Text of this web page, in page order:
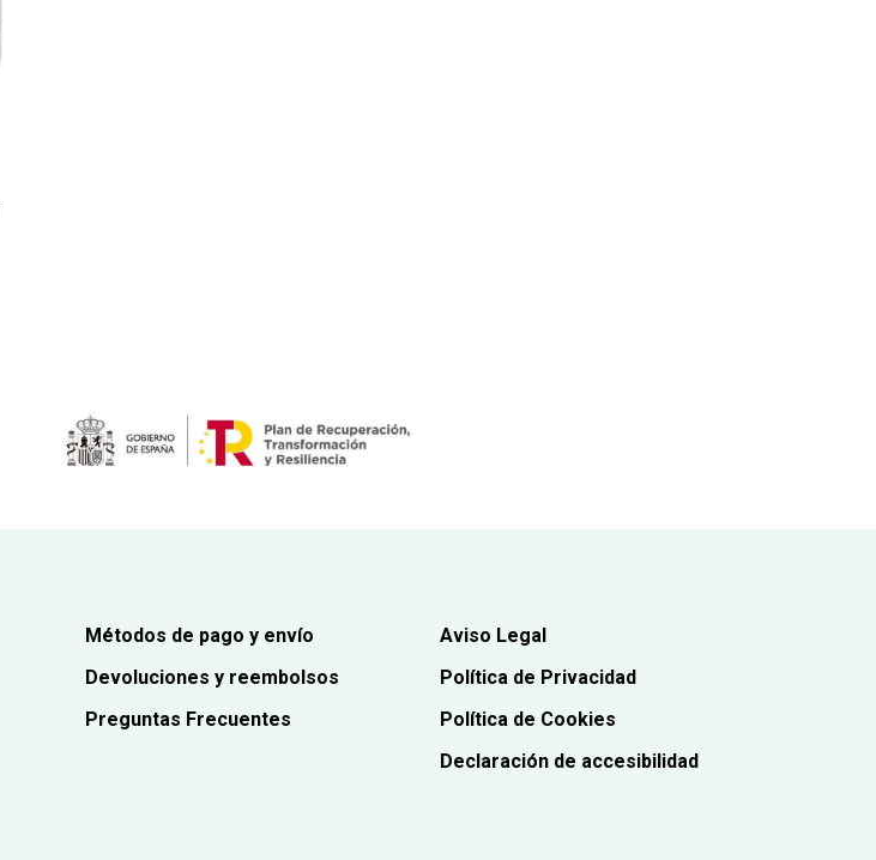
Métodos de pago y envío
Devoluciones y reembolsos
Preguntas Frecuentes
Aviso Legal
Política de Privacidad
Política de Cookies
Declaración de accesibilidad